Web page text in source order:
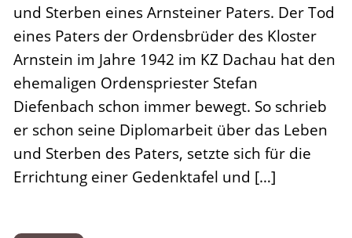
und Sterben eines Arnsteiner Paters. Der Tod
eines Paters der Ordensbrüder des Kloster
Arnstein im Jahre 1942 im KZ Dachau hat den
ehemaligen Ordenspriester Stefan
Diefenbach schon immer bewegt. So schrieb
er schon seine Diplomarbeit über das Leben
und Sterben des Paters, setzte sich für die
Errichtung einer Gedenktafel und […]